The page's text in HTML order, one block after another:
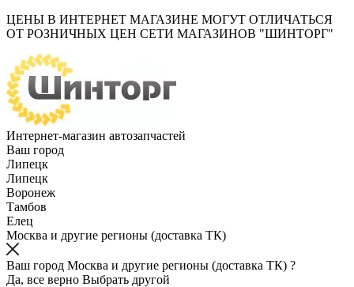
ЦЕНЫ В ИНТЕРНЕТ МАГАЗИНЕ МОГУТ ОТЛИЧАТЬСЯ
ОТ РОЗНИЧНЫХ ЦЕН СЕТИ МАГАЗИНОВ "ШИНТОРГ"
Интернет-магазин автозапчастей
Ваш город
Липецк
Липецк
Воронеж
Тамбов
Елец
Москва и другие регионы (доставка ТК)
Ваш город Москва и другие регионы (доставка ТК) ?
Да, все верно Выбрать другой